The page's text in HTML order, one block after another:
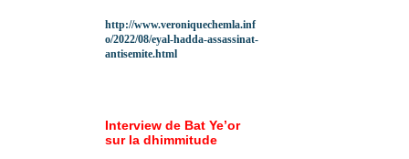
http://www.veroniquechemla.inf
o/2022/08/eyal-hadda-assassinat-
antisemite.html
Interview de Bat Ye’or
sur la dhimmitude